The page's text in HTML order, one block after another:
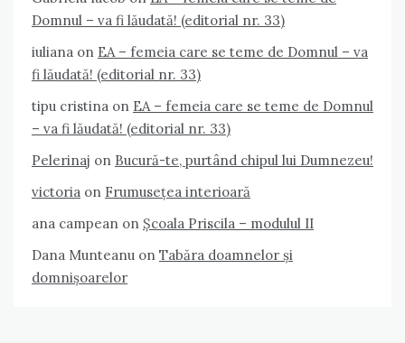
Domnul – va fi lăudată! (editorial nr. 33)
iuliana on EA – femeia care se teme de Domnul – va
fi lăudată! (editorial nr. 33)
tipu cristina on EA – femeia care se teme de Domnul
– va fi lăudată! (editorial nr. 33)
Pelerinaj on Bucură-te, purtând chipul lui Dumnezeu!
victoria on Frumusețea interioară
ana campean on Școala Priscila – modulul II
Dana Munteanu on Tabăra doamnelor și
domnișoarelor